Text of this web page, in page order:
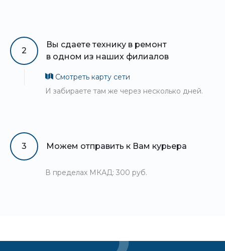
2
Вы сдаете технику в ремонт
в одном из наших филиалов
Смотреть карту сети
И забираете там же через несколько дней.
3 Можем отправить к Вам курьера
В пределах МКАД: 300 руб.